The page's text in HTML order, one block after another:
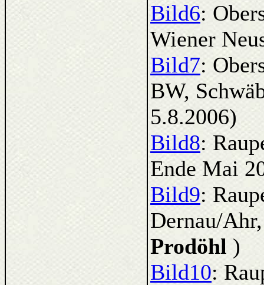
Bild6:
Wiener
Bild7:
BW,
5.8.2006)
Bild8:
Ende Mai
Bild9:
Dernau/
Prodöhl )
Bild10: